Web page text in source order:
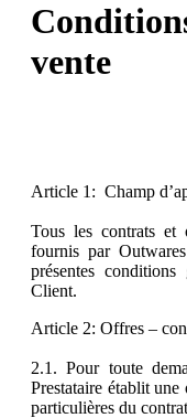
vente
Article 1: Champ
Tous les contrats et
fournis par
présentes
Client.
Article 2: Offres –
2.1. Pour toute
Prestataire établit
particulières du